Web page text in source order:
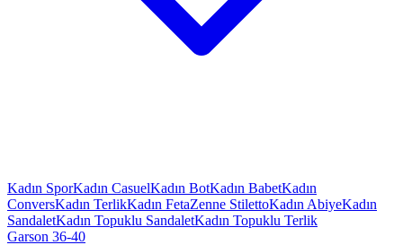
Kadın SporKadın CasuelKadın BotKadın BabetKadın
ConversKadın TerlikKadın FetaZenne StilettoKadın AbiyeKadın
SandaletKadın Topuklu SandaletKadın Topuklu Terlik
Garson 36-40